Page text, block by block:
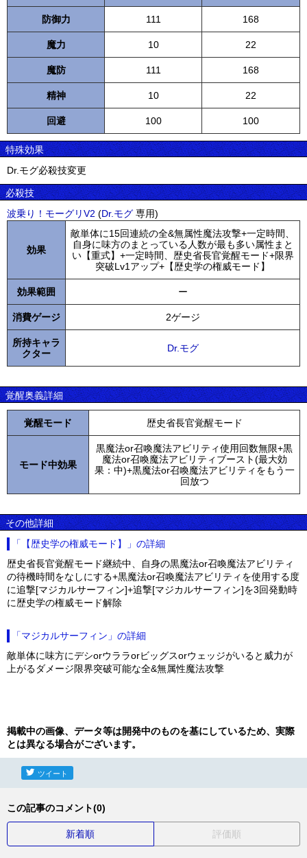
防御力 111 168
魔力 10 22
魔防 111 168
精神 10 22
回避 100 100
特殊効果
Dr.モグ必殺技変更
必殺技
波乗り！モーグリV2 (Dr.モグ 専用)
効果
敵単体に15回連続の全&無属性魔法攻撃+一定時間、
自身に味方のまとっている人数が最も多い属性まと
い【重式】+一定時間、歴史省長官覚醒モード+限界
突破Lv1アップ+【歴史学の権威モード】
効果範囲 ー
消費ゲージ 2ゲージ
所持キャラ
クター
Dr.モグ
覚醒奥義詳細
覚醒モード 歴史省長官覚醒モード
モード中効果
黒魔法or召喚魔法アビリティ使用回数無限+黒
魔法or召喚魔法アビリティブースト(最大効
果：中)+黒魔法or召喚魔法アビリティをもう一
回放つ
その他詳細
「【歴史学の権威モード】」の詳細
歴史省長官覚醒モード継続中、自身の黒魔法or召喚魔法アビリティ
の待機時間をなしにする+黒魔法or召喚魔法アビリティを使用する度
に追撃[マジカルサーフィン]+追撃[マジカルサーフィン]を3回発動時
に歴史学の権威モード解除
「マジカルサーフィン」の詳細
敵単体に味方にデシorウララorビッグスorウェッジがいると威力が
上がるダメージ限界突破可能な全&無属性魔法攻撃
掲載中の画像、データ等は開発中のものを基にしているため、実際
とは異なる場合がございます。
ツイート
この記事のコメント(0)
新着順 評価順